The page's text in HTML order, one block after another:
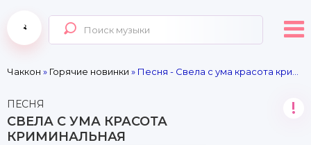
Чаккон » Горячие новинки » Песня - Свела с ума красота криминальная
ПЕСНЯ
СВЕЛА С УМА КРАСОТА
КРИМИНАЛЬНАЯ
!